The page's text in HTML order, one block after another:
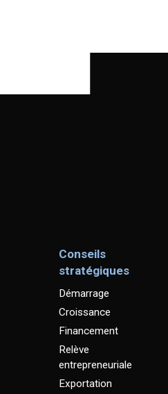
Conseils
stratégiques
Démarrage
Croissance
Financement
Relève
entrepreneuriale
Exportation